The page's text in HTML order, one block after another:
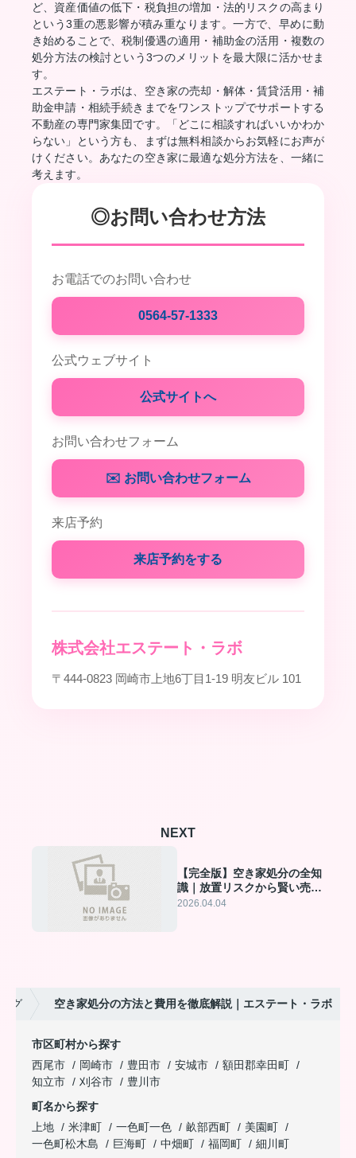
ど、資産価値の低下・税負担の増加・法的リスクの高まり
という3重の悪影響が積み重なります。一方で、早めに動
き始めることで、税制優遇の適用・補助金の活用・複数の
処分方法の検討という3つのメリットを最大限に活かせま
す。
エステート・ラボは、空き家の売却・解体・賃貸活用・補
助金申請・相続手続きまでをワンストップでサポートする
不動産の専門家集団です。「どこに相談すればいいかわか
らない」という方も、まずは無料相談からお気軽にお声が
けください。あなたの空き家に最適な処分方法を、一緒に
考えます。
◎お問い合わせ方法
お電話でのお問い合わせ
0564-57-1333
公式ウェブサイト
公式サイトへ
お問い合わせフォーム
✉️ お問い合わせフォーム
来店予約
来店予約をする
株式会社エステート・ラボ
〒444-0823 岡崎市上地6丁目1-19 明友ビル 101
NEXT
【完全版】空き家処分の全知
識｜放置リスクから賢い売
却・買取・特例活用まで
2026.04.04
グ 空き家処分の方法と費用を徹底解説｜エステート・ラボ
市区町村から探す
西尾市
岡崎市 豊田市 安城市
額田郡幸田町
知立市
刈谷市
豊川市
町名から探す
上地
米津町 一色町一色 畝部西町
美園町
一色町松木島
巨海町 中畑町 福岡町
細川町